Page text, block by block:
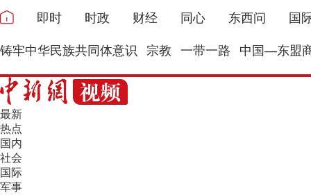
即时 时政 财经 同心 东西问 国
铸牢中华民族共同体意识 宗教 一带一路 中国—东盟
最新
热点
国内
社会
国际
军事